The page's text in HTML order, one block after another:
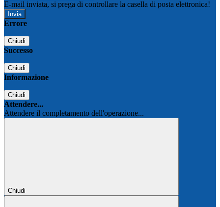
E-mail inviata, si prega di controllare la casella di posta elettronica!
Errore
Chiudi
Successo
Chiudi
Informazione
Chiudi
Attendere...
Attendere il completamento dell'operazione...
Chiudi